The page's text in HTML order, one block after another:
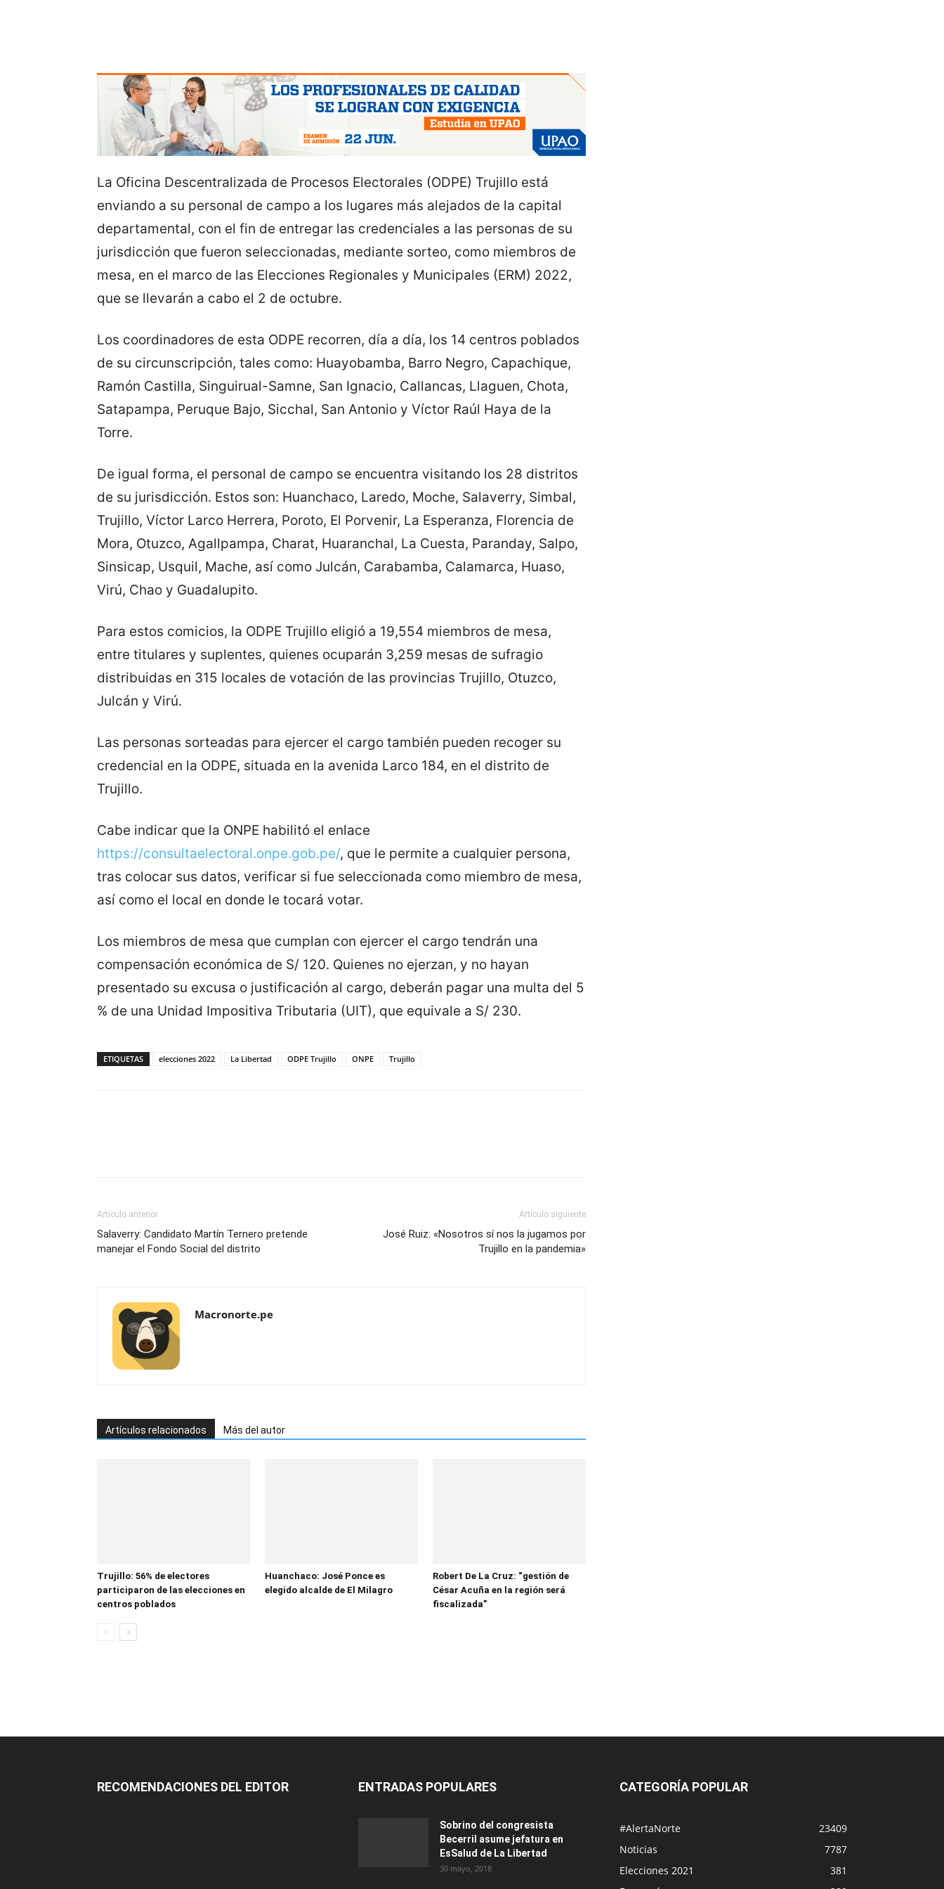
La Oficina Descentralizada de Procesos Electorales (ODPE) Trujillo está
enviando a su personal de campo a los lugares más alejados de la capital
departamental, con el fin de entregar las credenciales a las personas de su
jurisdicción que fueron seleccionadas, mediante sorteo, como miembros de
mesa, en el marco de las Elecciones Regionales y Municipales (ERM) 2022,
que se llevarán a cabo el 2 de octubre.
Los coordinadores de esta ODPE recorren, día a día, los 14 centros poblados
de su circunscripción, tales como: Huayobamba, Barro Negro, Capachique,
Ramón Castilla, Singuirual-Samne, San Ignacio, Callancas, Llaguen, Chota,
Satapampa, Peruque Bajo, Sicchal, San Antonio y Víctor Raúl Haya de la
Torre.
De igual forma, el personal de campo se encuentra visitando los 28 distritos
de su jurisdicción. Estos son: Huanchaco, Laredo, Moche, Salaverry, Simbal,
Trujillo, Víctor Larco Herrera, Poroto, El Porvenir, La Esperanza, Florencia de
Mora, Otuzco, Agallpampa, Charat, Huaranchal, La Cuesta, Paranday, Salpo,
Sinsicap, Usquil, Mache, así como Julcán, Carabamba, Calamarca, Huaso,
Virú, Chao y Guadalupito.
Para estos comicios, la ODPE Trujillo eligió a 19,554 miembros de mesa,
entre titulares y suplentes, quienes ocuparán 3,259 mesas de sufragio
distribuidas en 315 locales de votación de las provincias Trujillo, Otuzco,
Julcán y Virú.
Las personas sorteadas para ejercer el cargo también pueden recoger su
credencial en la ODPE, situada en la avenida Larco 184, en el distrito de
Trujillo.
Cabe indicar que la ONPE habilitó el enlace
https://consultaelectoral.onpe.gob.pe/, que le permite a cualquier persona,
tras colocar sus datos, verificar si fue seleccionada como miembro de mesa,
así como el local en donde le tocará votar.
Los miembros de mesa que cumplan con ejercer el cargo tendrán una
compensación económica de S/ 120. Quienes no ejerzan, y no hayan
presentado su excusa o justificación al cargo, deberán pagar una multa del 5
% de una Unidad Impositiva Tributaria (UIT), que equivale a S/ 230.
ETIQUETAS elecciones 2022 La Libertad ODPE Trujillo ONPE Trujillo
Artículo anterior
Salaverry: Candidato Martín Ternero pretende
manejar el Fondo Social del distrito
Artículo siguiente
José Ruiz: «Nosotros sí nos la jugamos por
Trujillo en la pandemia»
Macronorte.pe
Artículos relacionados Más del autor
Trujillo: 56% de electores
participaron de las elecciones en
centros poblados
Huanchaco: José Ponce es
elegido alcalde de El Milagro
Robert De La Cruz: “gestión de
César Acuña en la región será
fiscalizada”
RECOMENDACIONES DEL EDITOR ENTRADAS POPULARES
Sobrino del congresista
Becerril asume jefatura en
EsSalud de La Libertad
30 mayo, 2018
CATEGORÍA POPULAR
#AlertaNorte
23409
Noticias
7787
Elecciones 2021
381